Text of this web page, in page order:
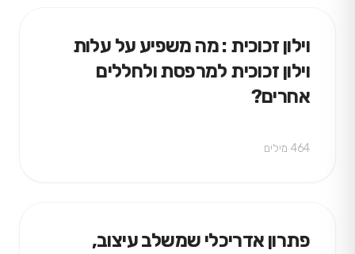
וילון זכוכית : מה משפיע על עלות
וילון זכוכית למרפסת ולחללים
אחרים?
464 מילים
פתרון אדריכלי שמשלב עיצוב,